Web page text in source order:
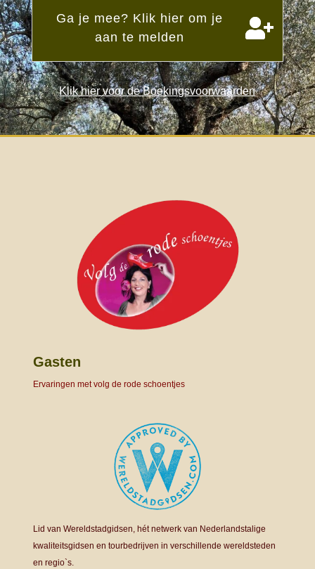
Ga je mee? Klik hier om je
aan te melden
Klik hier voor de Boekingsvoorwaarden
Gasten
Ervaringen met volg de rode schoentjes
Lid van Wereldstadgidsen, hét netwerk van Nederlandstalige
kwaliteitsgidsen en tourbedrijven in verschillende wereldsteden
en regio`s.